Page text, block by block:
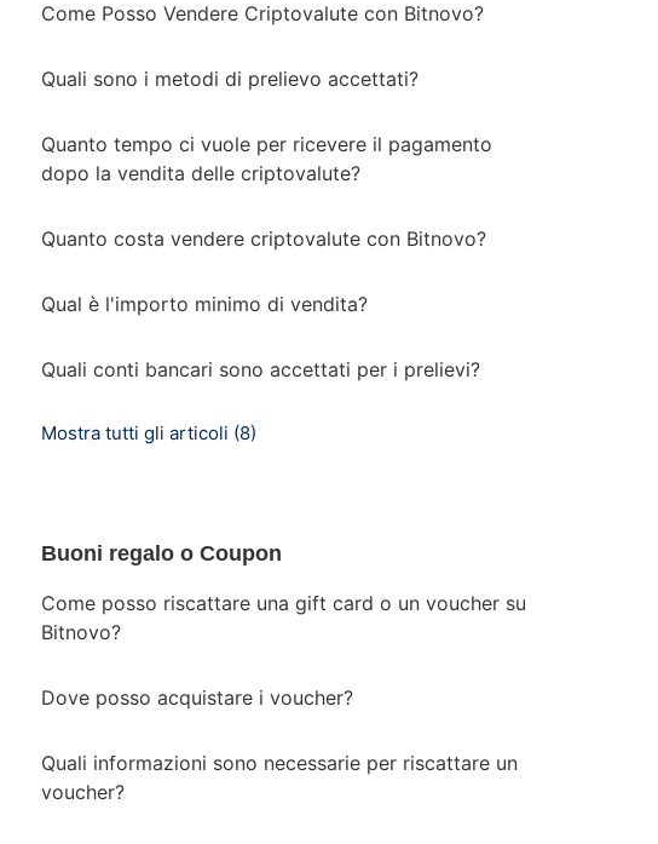
Come Posso Vendere Criptovalute con Bitnovo?
Quali sono i metodi di prelievo accettati?
Quanto tempo ci vuole per ricevere il pagamento
dopo la vendita delle criptovalute?
Quanto costa vendere criptovalute con Bitnovo?
Qual è l'importo minimo di vendita?
Quali conti bancari sono accettati per i prelievi?
Mostra tutti gli articoli (8)
Buoni regalo o Coupon
Come posso riscattare una gift card o un voucher su
Bitnovo?
Dove posso acquistare i voucher?
Quali informazioni sono necessarie per riscattare un
voucher?